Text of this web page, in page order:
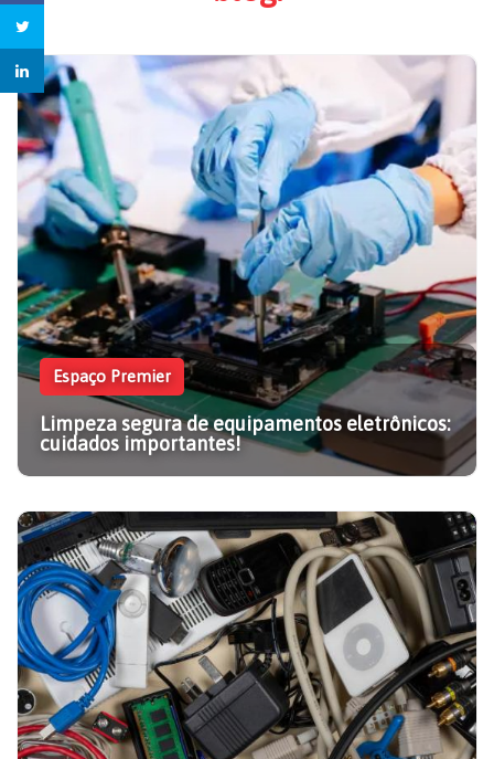
Espaço Premier
Limpeza segura de equipamentos eletrônicos:
cuidados importantes!